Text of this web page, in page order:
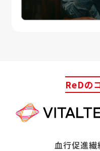
ReDの
血行促進繊